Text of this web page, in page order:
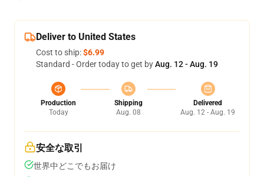
Deliver to United States
Cost to ship:$6.99
Standard - Order today to get byAug. 12 - Aug. 19
Production
Today
Shipping
Aug. 08
Delivered
Aug. 12 - Aug. 19
安全な取引
世界中どこでもお届け